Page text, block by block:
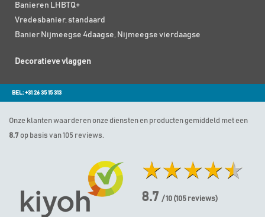
Banieren LHBTQ+
Vredesbanier, standaard
Banier Nijmeegse 4daagse, Nijmeegse vierdaagse
Decoratieve vlaggen
BEL: +31 26 35 15 313
Onze klanten waarderen onze diensten en producten gemiddeld met een
8.7 op basis van 105 reviews.
8.7 / 10 (105 reviews)